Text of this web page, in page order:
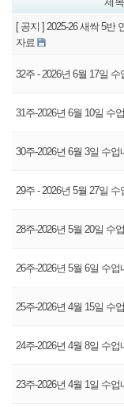
[ 공지 ] 2025-26 새싹 5반
자료
32주 - 2026년 6월 17일
31주-2026년 6월 10일 수
30주-2026년 6월 3일 수업
29주 - 2026년 5월 27일
28주-2026년 5월 20일 수
26주-2026년 5월 6일 수업
25주-2026년 4월 15일 수
24주-2026년 4월 8일 수업
23주-2026년 4월 1일 수업